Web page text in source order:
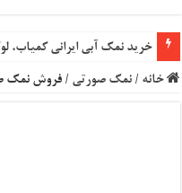
خرید نمک آبی ایرانی کمیاب، لوکس و
سنگ نمک تزیینی گنجینه‌ای از
خانه / نمک صورتی / فروش نمک